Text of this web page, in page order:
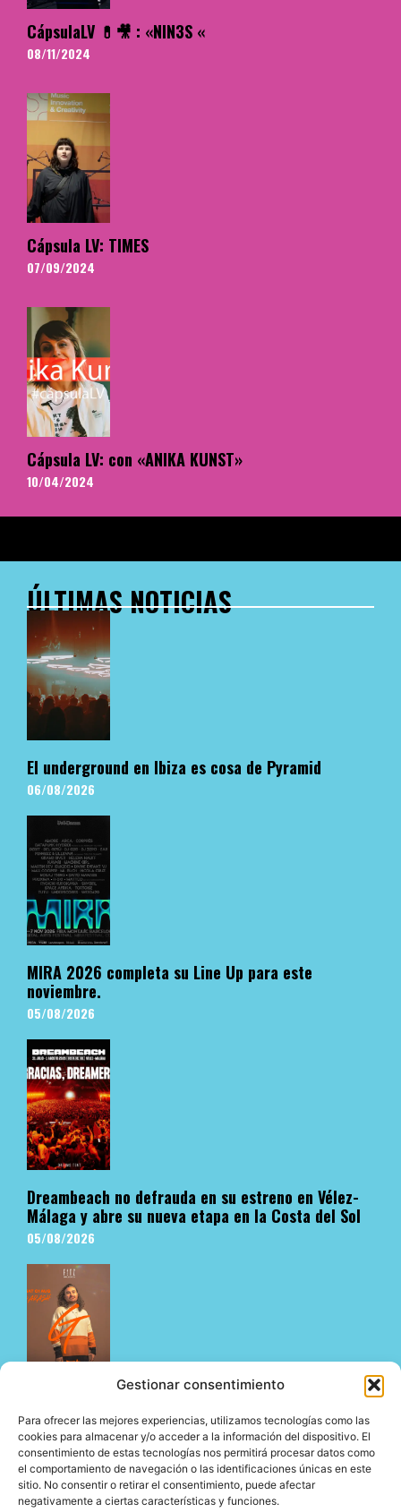
Gestionar consentimiento
Para ofrecer las mejores experiencias, utilizamos tecnologías como las
cookies para almacenar y/o acceder a la información del dispositivo. El
consentimiento de estas tecnologías nos permitirá procesar datos como
el comportamiento de navegación o las identificaciones únicas en este
sitio. No consentir o retirar el consentimiento, puede afectar
negativamente a ciertas características y funciones.
CápsulaLV 💊🎥 : «NIN3S «
08/11/2024
Cápsula LV: TIMES
07/09/2024
Cápsula LV: con «ANIKA KUNST»
10/04/2024
ÚLTIMAS NOTICIAS
El underground en Ibiza es cosa de Pyramid
06/08/2026
MIRA 2026 completa su Line Up para este
noviembre.
05/08/2026
Dreambeach no defrauda en su estreno en Vélez-
Málaga y abre su nueva etapa en la Costa del Sol
05/08/2026
Fitz Mallorca presenta un agosto de primer nivel
con algunos de los nombres más influyentes de la
escena electrónica internacional
05/08/2026